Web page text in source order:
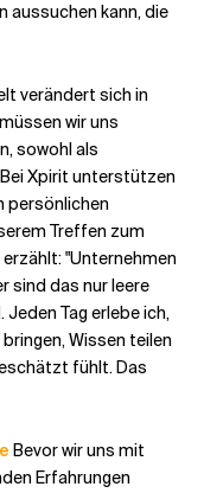
aussuchen kann, die
verändert sich in
wir uns
sowohl als
Xpirit unterstützen
persönlichen
Treffen zum
"Unternehmen
sind das nur leere
Tag erlebe ich,
Wissen teilen
fühlt. Das
Bevor wir uns mit
Erfahrungen